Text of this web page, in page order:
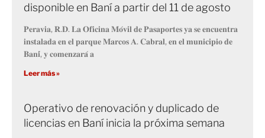
disponible en Baní a partir del 11 de agosto
𝐏𝐞𝐫𝐚𝐯𝐢𝐚, 𝐑.𝐃. 𝐋𝐚 𝐎𝐟𝐢𝐜𝐢𝐧𝐚 𝐌𝐨́𝐯𝐢𝐥 𝐝𝐞 𝐏𝐚𝐬𝐚𝐩𝐨𝐫𝐭𝐞𝐬 𝐲𝐚 𝐬𝐞 𝐞𝐧𝐜𝐮𝐞𝐧𝐭𝐫𝐚
𝐢𝐧𝐬𝐭𝐚𝐥𝐚𝐝𝐚 𝐞𝐧 𝐞𝐥 𝐩𝐚𝐫𝐪𝐮𝐞 𝐌𝐚𝐫𝐜𝐨𝐬 𝐀. 𝐂𝐚𝐛𝐫𝐚𝐥, 𝐞𝐧 𝐞𝐥 𝐦𝐮𝐧𝐢𝐜𝐢𝐩𝐢𝐨 𝐝𝐞
𝐁𝐚𝐧𝐢́, 𝐲 𝐜𝐨𝐦𝐞𝐧𝐳𝐚𝐫𝐚́ 𝐚
Leer más »
Operativo de renovación y duplicado de
licencias en Baní inicia la próxima semana